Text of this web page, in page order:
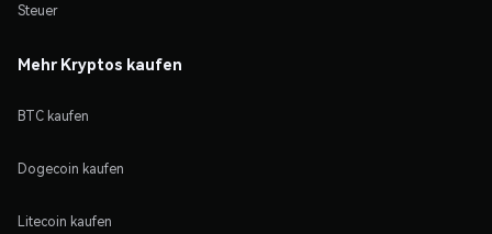
Steuer
Mehr Kryptos kaufen
BTC kaufen
Dogecoin kaufen
Litecoin kaufen